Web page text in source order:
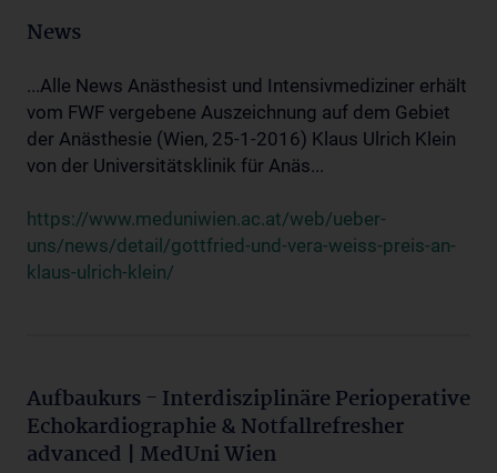
News
...Alle News Anästhesist und Intensivmediziner erhält
vom FWF vergebene Auszeichnung auf dem Gebiet
der Anästhesie (Wien, 25-1-2016) Klaus Ulrich Klein
von der Universitätsklinik für Anäs...
https://www.meduniwien.ac.at/web/ueber-
uns/news/detail/gottfried-und-vera-weiss-preis-an-
klaus-ulrich-klein/
Aufbaukurs - Interdisziplinäre Perioperative
Echokardiographie & Notfallrefresher
advanced | MedUni Wien